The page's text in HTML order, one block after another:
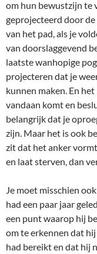
om hun bewustzijn te
geprojecteerd door de
van het pad, als je
van doorslaggevend
laatste wanhopige
projecteren dat je
kunnen maken. En
vandaan komt en
belangrijk dat je
zijn. Maar het is ook
zit dat het anker
en laat sterven, dan
Je moet misschien
had een paar jaar
een punt waarop hij
om te erkennen dat
had bereikt en dat hij